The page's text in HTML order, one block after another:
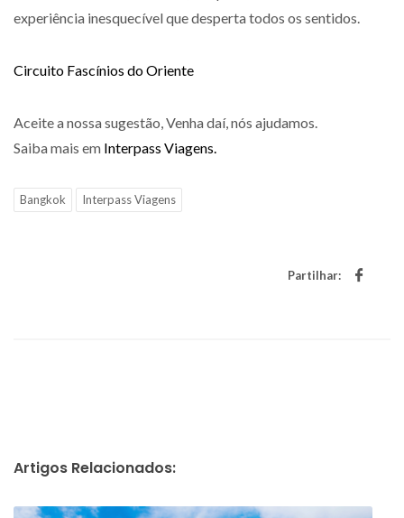
experiência inesquecível que desperta todos os sentidos.
Circuito Fascínios do Oriente
Aceite a nossa sugestão, Venha daí, nós ajudamos.
Saiba mais em Interpass Viagens.
Bangkok Interpass Viagens
Partilhar:
Artigos Relacionados: